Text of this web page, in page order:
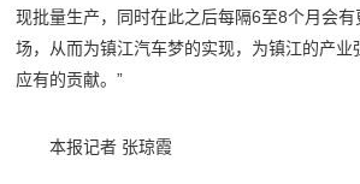
现批量生产，同时在此之后每隔6至8个月会
场，从而为镇江汽车梦的实现，为镇江的产业
应有的贡献。”
本报记者 张琼霞